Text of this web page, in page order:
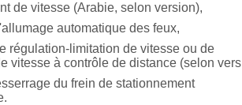
de vitesse (Arabie, selon version),
automatique des feux,
régulation-limitation de vitesse ou de
vitesse à contrôle de distance (selon
du frein de stationnement